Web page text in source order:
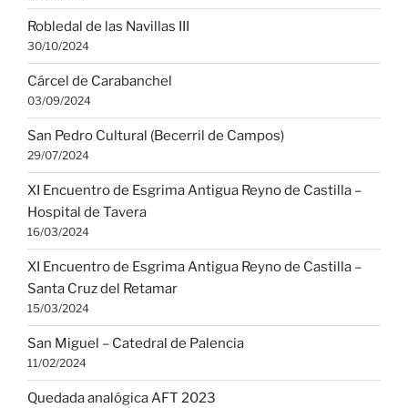
Robledal de las Navillas III
30/10/2024
Cárcel de Carabanchel
03/09/2024
San Pedro Cultural (Becerril de Campos)
29/07/2024
XI Encuentro de Esgrima Antigua Reyno de Castilla –
Hospital de Tavera
16/03/2024
XI Encuentro de Esgrima Antigua Reyno de Castilla –
Santa Cruz del Retamar
15/03/2024
San Miguel – Catedral de Palencia
11/02/2024
Quedada analógica AFT 2023